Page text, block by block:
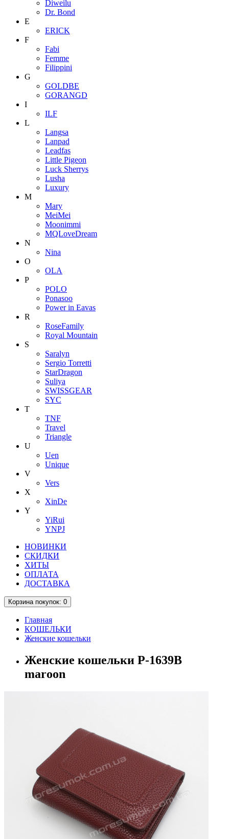
Diweilu
Dr. Bond
E
ERICK
F
Fabi
Femme
Filippini
G
GOLDBE
GORANGD
I
ILF
L
Langsa
Lanpad
Leadfas
Little Pigeon
Luck Sherrys
Lusha
Luxury
M
Mary
MeiMei
Moonimmi
MQLoveDream
N
Nina
O
OLA
P
POLO
Ponasoo
Power in Eavas
R
RoseFamily
Royal Mountain
S
Saralyn
Sergio Torretti
StarDragon
Suliya
SWISSGEAR
SYC
T
TNF
Travel
Triangle
U
Uen
Unique
V
Vers
X
XinDe
Y
YiRui
YNPJ
НОВИНКИ
СКИДКИ
ХИТЫ
ОПЛАТА
ДОСТАВКА
Корзинапокупок: 0
Главная
КОШЕЛЬКИ
Женские кошельки
Женские кошельки P-1639B
maroon